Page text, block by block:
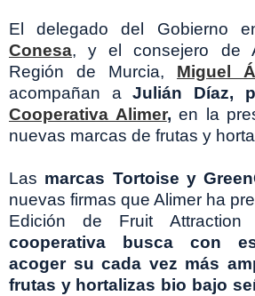
El delegado del Gobierno
Conesa, y el consejero de
Región de Murcia, Miguel
acompañan aJulián Díaz,
Cooperativa Alimer, en la
nuevas marcas de frutas y
Las marcas Tortoise y
nuevas firmas que Alimer ha
Edición de Fruit
cooperativa busca con
acoger su cada vez más
frutas y hortalizas bio bajo